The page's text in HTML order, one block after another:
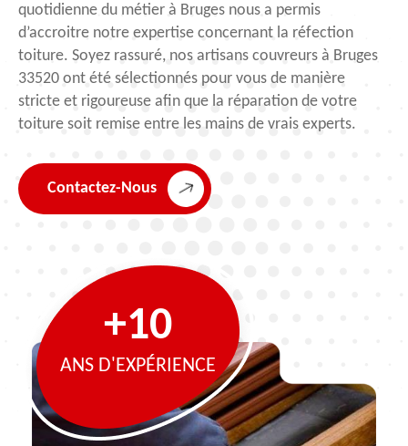
quotidienne du métier à Bruges nous a permis
d’accroitre notre expertise concernant la réfection
toiture. Soyez rassuré, nos artisans couvreurs à Bruges
33520 ont été sélectionnés pour vous de manière
stricte et rigoureuse afin que la réparation de votre
toiture soit remise entre les mains de vrais experts.
Contactez-Nous
+10
ANS D'EXPÉRIENCE